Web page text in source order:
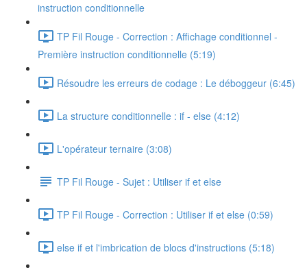
instruction conditionnelle
TP Fil Rouge - Correction : Affichage conditionnel -
Première instruction conditionnelle (5:19)
Résoudre les erreurs de codage : Le déboggeur (6:45)
La structure conditionnelle : if - else (4:12)
L'opérateur ternaire (3:08)
TP Fil Rouge - Sujet : Utiliser if et else
TP Fil Rouge - Correction : Utiliser if et else (0:59)
else if et l'imbrication de blocs d'instructions (5:18)